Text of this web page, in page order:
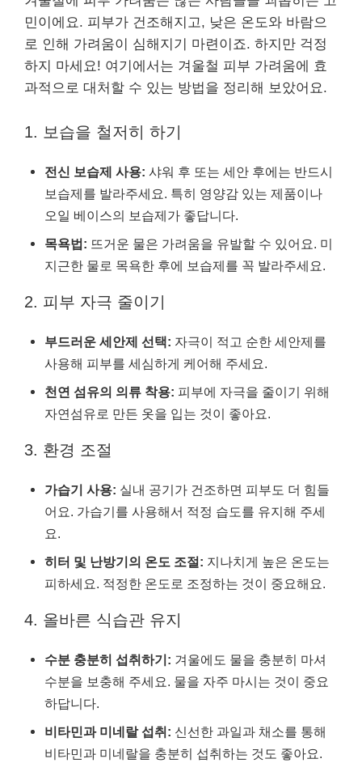
민이에요. 피부가 건조해지고, 낮은 온도와 바람으
로 인해 가려움이 심해지기 마련이죠. 하지만 걱정
하지 마세요! 여기에서는 겨울철 피부 가려움에 효
과적으로 대처할 수 있는 방법을 정리해 보았어요.
1. 보습을 철저히 하기
전신 보습제 사용: 샤워 후 또는 세안 후에는 반드시
보습제를 발라주세요. 특히 영양감 있는 제품이나
오일 베이스의 보습제가 좋답니다.
목욕법: 뜨거운 물은 가려움을 유발할 수 있어요. 미
지근한 물로 목욕한 후에 보습제를 꼭 발라주세요.
2. 피부 자극 줄이기
부드러운 세안제 선택: 자극이 적고 순한 세안제를
사용해 피부를 세심하게 케어해 주세요.
천연 섬유의 의류 착용: 피부에 자극을 줄이기 위해
자연섬유로 만든 옷을 입는 것이 좋아요.
3. 환경 조절
가습기 사용: 실내 공기가 건조하면 피부도 더 힘들
어요. 가습기를 사용해서 적정 습도를 유지해 주세
요.
히터 및 난방기의 온도 조절: 지나치게 높은 온도는
피하세요. 적정한 온도로 조정하는 것이 중요해요.
4. 올바른 식습관 유지
수분 충분히 섭취하기: 겨울에도 물을 충분히 마셔
수분을 보충해 주세요. 물을 자주 마시는 것이 중요
하답니다.
비타민과 미네랄 섭취: 신선한 과일과 채소를 통해
비타민과 미네랄을 충분히 섭취하는 것도 좋아요.